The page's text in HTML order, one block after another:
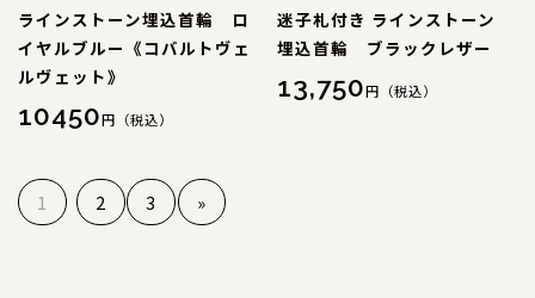
納期について
軽井沢わんストーンへご来店のお客様へ
BLOG ブログ
ラインストーン埋込首輪 ロ
イヤルブルー《コバルトヴェ
ルヴェット》
10450円（税込）
迷子札付き ラインストーン
埋込首輪 ブラックレザー
13,750円（税込）
1 2 3 »